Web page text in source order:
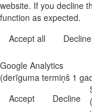
website. If you decline
function as expected.
Accept all
Google Analytics
(derīguma termiņš 1
Accept
Decline